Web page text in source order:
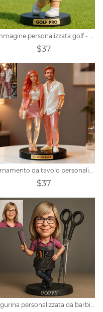
Immagine personalizzata golf - tema q - versione ornamento stile trendy
$37
Ornamento da tavolo personalizzato in resina di cristallo con foto
$37
Figurina personalizzata da barbiere